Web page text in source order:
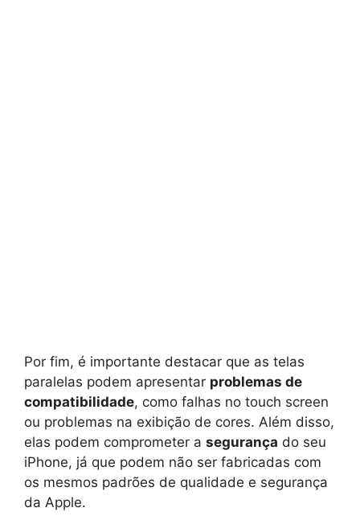
Por fim, é importante destacar que as telas
paralelas podem apresentar problemas de
compatibilidade, como falhas no touch screen
ou problemas na exibição de cores. Além disso,
elas podem comprometer a segurança do seu
iPhone, já que podem não ser fabricadas com
os mesmos padrões de qualidade e segurança
da Apple.